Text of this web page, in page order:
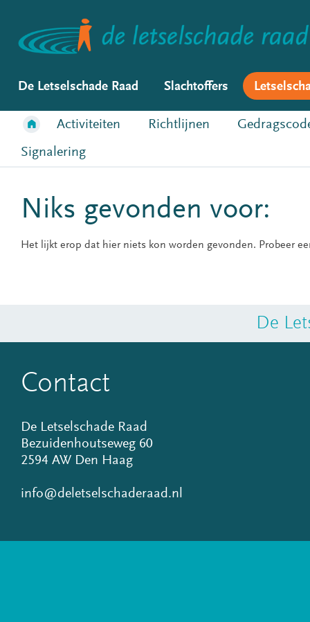
De Letselschade Raad Slachtoffers
Activiteiten Richtlijnen
Signalering
Niks gevonden voor:
Het lijkt erop dat hier niets kon worden gevonden. Probeer
De
Contact
De Letselschade Raad
Bezuidenhoutseweg 60
2594 AW Den Haag
info@deletselschaderaad.nl